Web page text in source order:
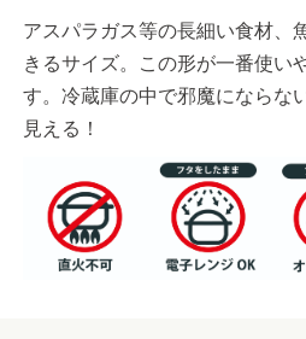
アスパラガス等の長細い食材、
きるサイズ。この形が一番使い
す。冷蔵庫の中で邪魔にならな
見える！